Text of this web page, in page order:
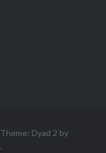
Theme: Dyad 2 by
.